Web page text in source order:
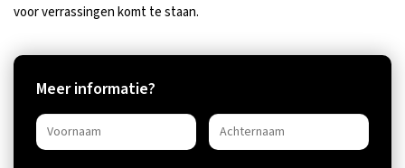
voor verrassingen komt te staan.
Meer informatie?